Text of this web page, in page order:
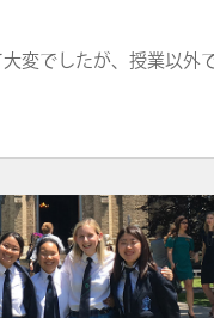
でしたが、授業以外